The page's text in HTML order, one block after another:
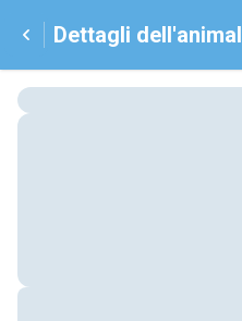
Dettagli